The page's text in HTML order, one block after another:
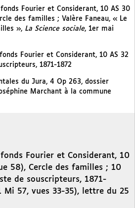
Fourier et Considerant, 10 AS 30
des familles ; Valère Faneau, « Le
», La Science sociale, 1er mai
Fourier et Considerant, 10 AS 32
1871-1872
du Jura, 4 Op 263, dossier
Marchant à la commune
Fourier et Considerant, 10
58), Cercle des familles ; 10
de souscripteurs, 1871-
Mi 57, vues 33-35), lettre du 25